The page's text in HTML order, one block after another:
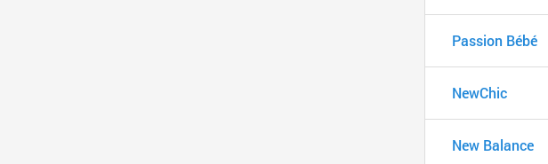
Passion Bébé
NewChic
New Balance